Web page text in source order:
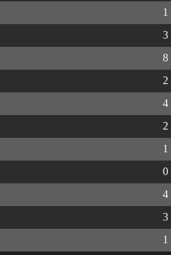
1
3
8
2
4
2
1
0
4
3
1